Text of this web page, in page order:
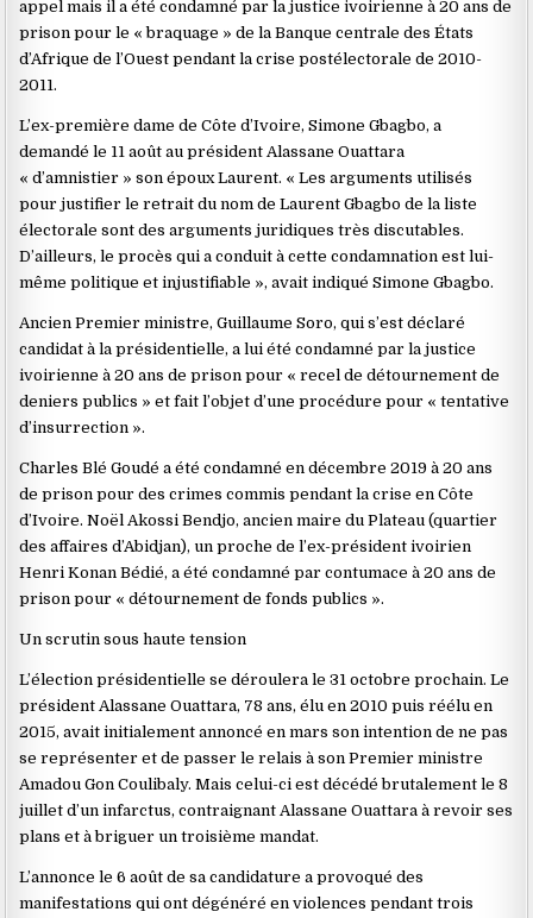
appel mais il a été condamné par la justice ivoirienne à 20 ans de
prison pour le « braquage » de la Banque centrale des États
d’Afrique de l’Ouest pendant la crise postélectorale de 2010-
2011.
L’ex-première dame de Côte d’Ivoire, Simone Gbagbo, a
demandé le 11 août au président Alassane Ouattara
« d’amnistier » son époux Laurent. « Les arguments utilisés
pour justifier le retrait du nom de Laurent Gbagbo de la liste
électorale sont des arguments juridiques très discutables.
D’ailleurs, le procès qui a conduit à cette condamnation est lui-
même politique et injustifiable », avait indiqué Simone Gbagbo.
Ancien Premier ministre, Guillaume Soro, qui s’est déclaré
candidat à la présidentielle, a lui été condamné par la justice
ivoirienne à 20 ans de prison pour « recel de détournement de
deniers publics » et fait l’objet d’une procédure pour « tentative
d’insurrection ».
Charles Blé Goudé a été condamné en décembre 2019 à 20 ans
de prison pour des crimes commis pendant la crise en Côte
d’Ivoire. Noël Akossi Bendjo, ancien maire du Plateau (quartier
des affaires d’Abidjan), un proche de l’ex-président ivoirien
Henri Konan Bédié, a été condamné par contumace à 20 ans de
prison pour « détournement de fonds publics ».
Un scrutin sous haute tension
L’élection présidentielle se déroulera le 31 octobre prochain. Le
président Alassane Ouattara, 78 ans, élu en 2010 puis réélu en
2015, avait initialement annoncé en mars son intention de ne pas
se représenter et de passer le relais à son Premier ministre
Amadou Gon Coulibaly. Mais celui-ci est décédé brutalement le 8
juillet d’un infarctus, contraignant Alassane Ouattara à revoir ses
plans et à briguer un troisième mandat.
L’annonce le 6 août de sa candidature a provoqué des
manifestations qui ont dégénéré en violences pendant trois